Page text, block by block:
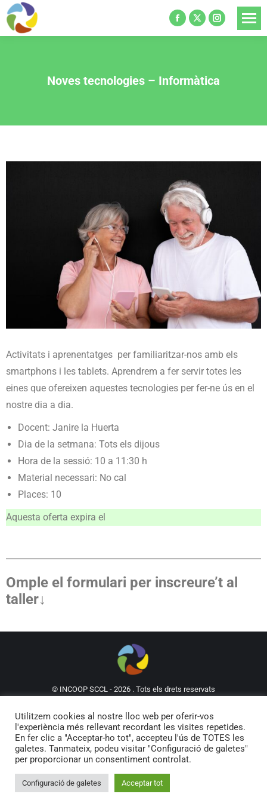
Noves tecnologies – Informàtica
Activitats i aprenentatges per familiaritzar-nos amb els
smartphons i les tablets. Aprendrem a fer servir totes les
eines que ofereixen aquestes tecnologies per fer-ne ús en el
nostre dia a dia.
Docent: Janire la Huerta
Dia de la setmana: Tots els dijous
Hora de la sessió: 10 a 11:30 h
Material necessari: No cal
Places: 10
Aquesta oferta expira el
Omple el formulari per inscreure’t al
taller↓
© INCOOP SCCL - 2026 . Tots els drets reservats
Local 5, 08029
Política de privacitat i Avís legal
Utilitzem cookies al nostre lloc web per oferir-vos
l'experiència més rellevant recordant les visites repetides.
En fer clic a "Acceptar-ho tot", accepteu l'ús de TOTES les
galetes. Tanmateix, podeu visitar "Configuració de galetes"
per proporcionar un consentiment controlat.
Configuració de galetes Acceptar tot